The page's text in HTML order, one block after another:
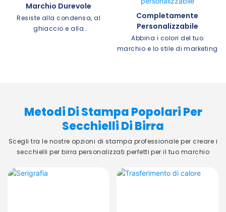
Marchio Durevole
Resiste alla condensa, al
ghiaccio e alla
Completamente
Personalizzabile
Abbina i colori del tuo
marchio e lo stile di marketing
Metodi Di Stampa Popolari Per
Secchielli Di Birra
Scegli tra le nostre opzioni di stampa professionale per creare i
secchielli per birra personalizzati perfetti per il tuo marchio